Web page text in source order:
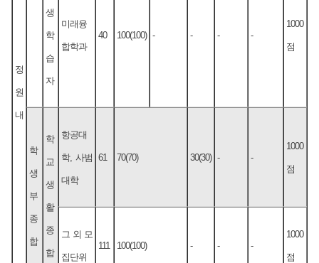
정
원
내
생
학
습
자
미래융
합학과
40 100(100) - - - -
1000
점
학
생
부
종
합
학
교
생
활
종
합
항공대
학, 사범
대학
61 70(70) 30(30) - -
1000
점
그 외 모
집단위
111 100(100) - - -
1000
점